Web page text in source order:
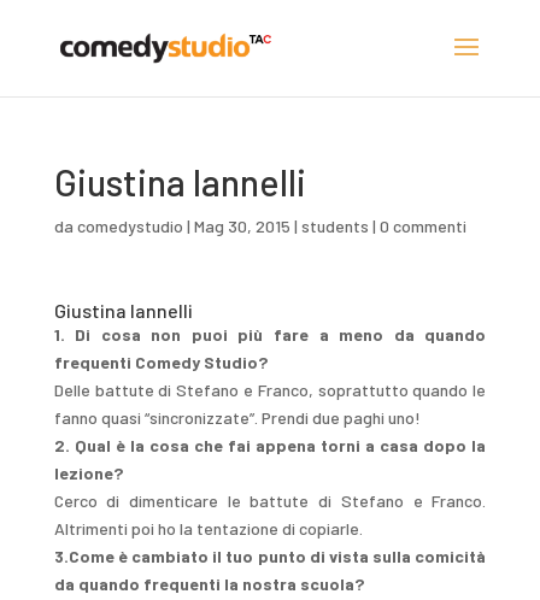
Giustina Iannelli
da comedystudio | Mag 30, 2015 | students | 0 commenti
Giustina Iannelli
1. Di cosa non puoi più fare a meno da quando
frequenti Comedy Studio?
Delle battute di Stefano e Franco, soprattutto quando le
fanno quasi “sincronizzate”. Prendi due paghi uno!
2. Qual è la cosa che fai appena torni a casa dopo la
lezione?
Cerco di dimenticare le battute di Stefano e Franco.
Altrimenti poi ho la tentazione di copiarle.
3.Come è cambiato il tuo punto di vista sulla comicità
da quando frequenti la nostra scuola?